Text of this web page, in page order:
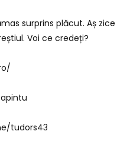
surprins plăcut. Aș zice
Voi ce credeți?
tudors43